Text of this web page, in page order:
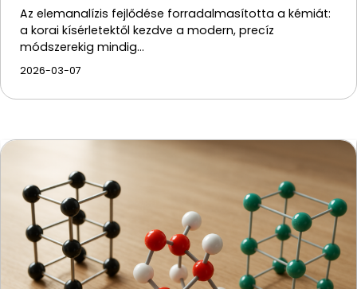
Az elemanalízis fejlődése forradalmasította a kémiát:
a korai kísérletektől kezdve a modern, precíz
módszerekig mindig…
2026-03-07